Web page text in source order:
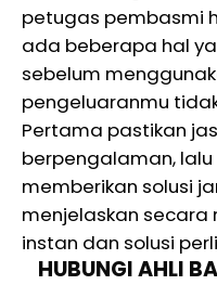
petugas pembasmi
ada beberapa hal
sebelum
pengeluaranmu
Pertama pastikan
berpengalaman,
memberikan solusi
menjelaskan secara
instan dan solusi
HUBUNGI AHLI